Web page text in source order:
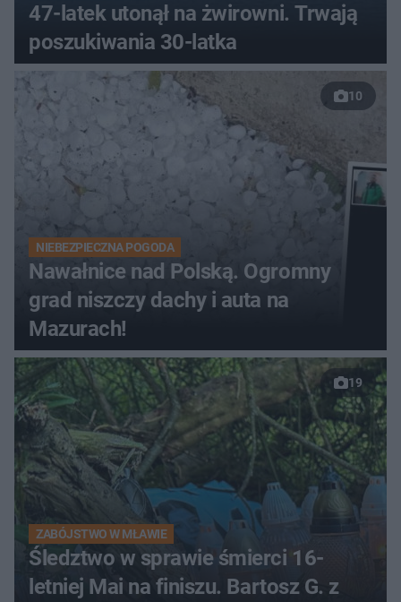
47-latek utonął na żwirowni. Trwają
poszukiwania 30-latka
10
NIEBEZPIECZNA POGODA
Nawałnice nad Polską. Ogromny
grad niszczy dachy i auta na
Mazurach!
19
ZABÓJSTWO W MŁAWIE
Śledztwo w sprawie śmierci 16-
letniej Mai na finiszu. Bartosz G. z